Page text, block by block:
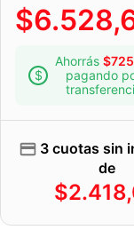
$
Ahorrás $
pagando
3 cuotas sin
de
$